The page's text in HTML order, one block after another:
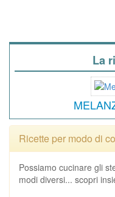
La
Ricette per modo di
Possiamo cucinare gli
modi diversi... scopri